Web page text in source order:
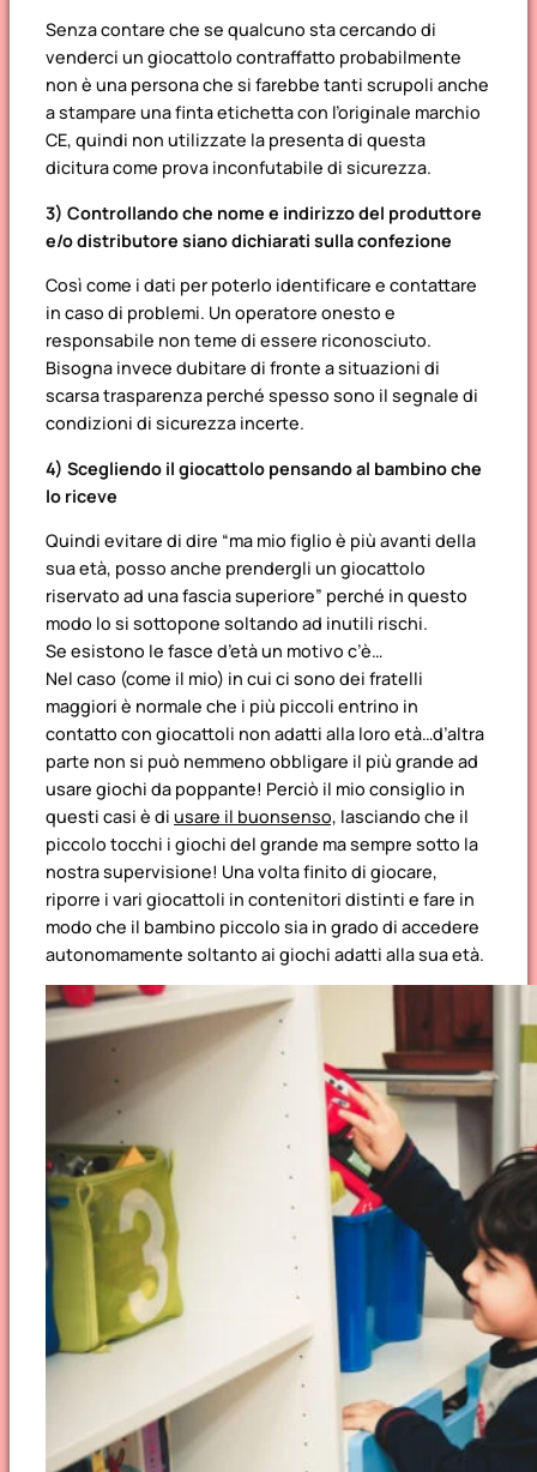
Senza contare che se qualcuno sta cercando di
venderci un giocattolo contraffatto probabilmente
non è una persona che si farebbe tanti scrupoli anche
a stampare una finta etichetta con l’originale marchio
CE, quindi non utilizzate la presenta di questa
dicitura come prova inconfutabile di sicurezza.
3) Controllando che nome e indirizzo del produttore
e/o distributore siano dichiarati sulla confezione
Così come i dati per poterlo identificare e contattare
in caso di problemi. Un operatore onesto e
responsabile non teme di essere riconosciuto.
Bisogna invece dubitare di fronte a situazioni di
scarsa trasparenza perché spesso sono il segnale di
condizioni di sicurezza incerte.
4) Scegliendo il giocattolo pensando al bambino che
lo riceve
Quindi evitare di dire “ma mio figlio è più avanti della
sua età, posso anche prendergli un giocattolo
riservato ad una fascia superiore” perché in questo
modo lo si sottopone soltando ad inutili rischi.
Se esistono le fasce d’età un motivo c’è…
Nel caso (come il mio) in cui ci sono dei fratelli
maggiori è normale che i più piccoli entrino in
contatto con giocattoli non adatti alla loro età…d’altra
parte non si può nemmeno obbligare il più grande ad
usare giochi da poppante! Perciò il mio consiglio in
questi casi è di usare il buonsenso, lasciando che il
piccolo tocchi i giochi del grande ma sempre sotto la
nostra supervisione! Una volta finito di giocare,
riporre i vari giocattoli in contenitori distinti e fare in
modo che il bambino piccolo sia in grado di accedere
autonomamente soltanto ai giochi adatti alla sua età.